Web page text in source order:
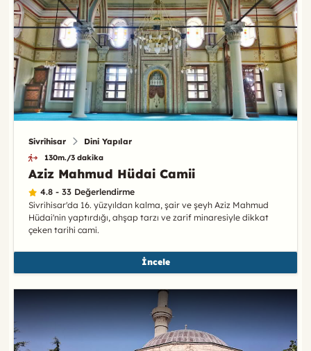
Sivrihisar Dini Yapılar
130m./3 dakika
Aziz Mahmud Hüdai Camii
4.8 - 33 Değerlendirme
Sivrihisar'da 16. yüzyıldan kalma, şair ve şeyh Aziz Mahmud
Hüdai'nin yaptırdığı, ahşap tarzı ve zarif minaresiyle dikkat
çeken tarihi cami.
İncele